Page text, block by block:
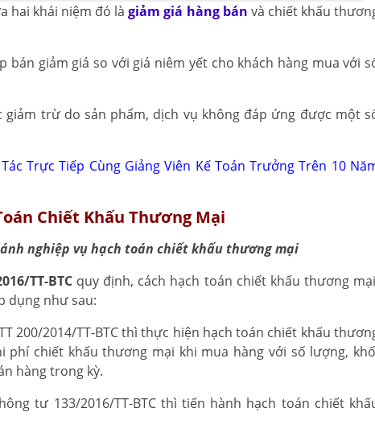
hai khái niệm đó làgiảm giá hàng bán và chiết khấu
bán giảm giá so với giá niêm yết cho khách hàng mua với
giảm trừ do sản phẩm, dịch vụ không đáp ứng được một
Trực Tiếp Cùng Giảng Viên Kế Toán Trưởng Trên 10
Chiết Khấu Thương Mại
nghiệp vụ hạch toán chiết khấu thương mại
TT-BTCquy định, cách hạch toán chiết khấu thương
dụng như sau:
200/2014/TT-BTC thì thực hiện hạch toán chiết khấu
phí chiết khấu thương mại khi mua hàng với số lượng,
hàng trong kỳ.
tư 133/2016/TT-BTC thì tiến hành hạch toán chiết